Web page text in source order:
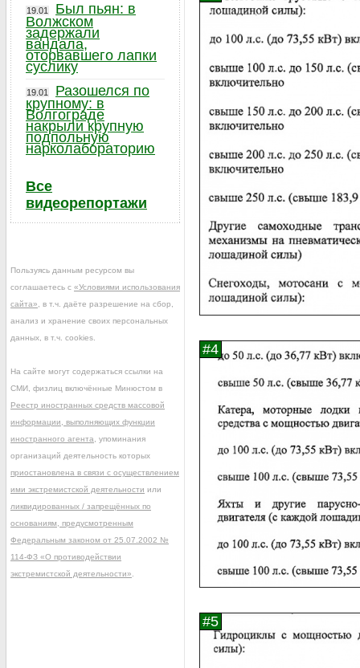
19.01
Был пьян: в
Волжском
задержали
вандала,
оторвавшего лапки
суслику
19.01
Разошелся по
крупному: в
Волгограде
накрыли крупную
подпольную
нарколабораторию
Все
видеорепортажи
Пользуясь данным ресурсом вы
соглашаетесь с «Условиями использования
сайта» , в т.ч. даёте разрешение на сбор,
анализ и хранение своих персональных
данных, в т.ч. cookies.
На сайте могут содержаться ссылки на
СМИ, физлиц включённые Минюстом в
Реестр иностранных средств массовой
информации, выполняющих функции
иностранного агента , упоминания
организаций деятельность которых
приостановлена в связи с осуществлением
ими экстремистской деятельности или
ликвидированных / запрещённых по
основаниям, предусмотренным
Федеральным законом от 25.07.2002 №
114-ФЗ «О противодействии
экстремистской деятельности»